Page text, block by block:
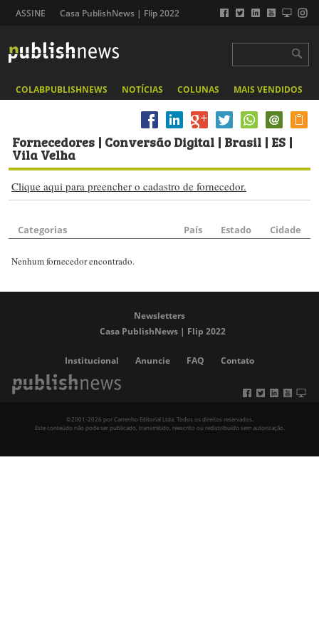
ASSINE Casa PublishNews | Flip 2022
COLABPUBLISHNEWS NOTÍCIAS COLUNAS MAIS VENDIDOS
Fornecedores | Conversão Digital | Brasil | ES |
Vila Velha
Clique aqui para preencher o cadastro de fornecedor.
Categorias País Estado Cidade
Nenhum fornecedor encontrado.
Newsletters
Casa PublishNews | Flip 2022
Institucional Anuncie FAQ Contato
©2001-2026 por Carrenho Editorial Ltda. Todos os direitos reservados.
Este conteúdo não pode ser publicado, transmitido, reescrito ou redistribuído sem autorização.